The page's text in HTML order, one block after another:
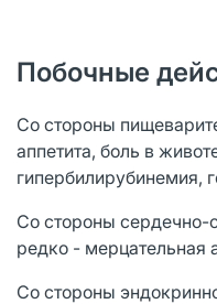
Побочные
Со стороны
аппетита, боль в
гипербилирубинемия,
Со стороны сердечно-
редко - мерцательная
Со стороны